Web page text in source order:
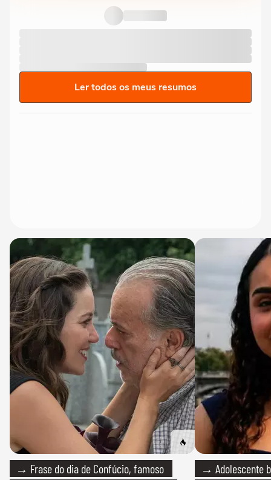
participar de audiência...
Ler todos os meus resumos
→ Frase do dia de Confúcio, famoso
→ Adolescente